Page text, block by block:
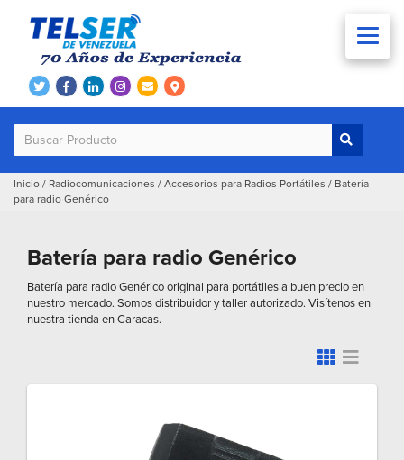
Inicio / Radiocomunicaciones / Accesorios para Radios Portátiles / Batería
para radio Genérico
Batería para radio Genérico
Batería para radio Genérico original para portátiles a buen precio en
nuestro mercado. Somos distribuidor y taller autorizado. Visítenos en
nuestra tienda en Caracas.